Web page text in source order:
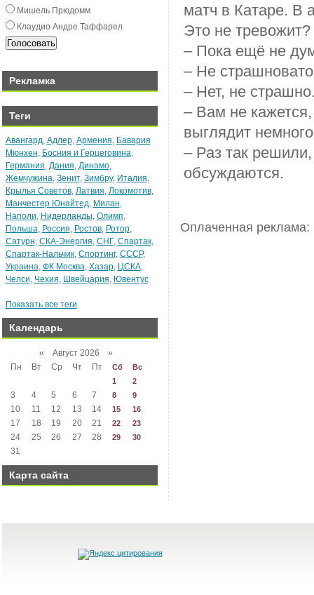
Мишeль Прюдомм
Клаудио Андрe Таффарeл
Рекламка
Теги
Авангард, Адлер, Армения, Бавария
Мюнхен, Босния и Герцеговина,
Германия, Дания, Динамо,
Жемчужина, Зенит, Зимбру, Италия,
Крылья Советов, Латвия, Локомотив,
Манчестер Юнайтед, Милан,
Наполи, Нидерланды, Олимп,
Польша, Россия, Ростов, Ротор,
Сатурн, СКА-Энергия, СНГ, Спартак,
Спартак-Нальчик, Спортинг, СССР,
Украина, ФК Москва, Хазар, ЦСКА,
Челси, Чехия, Швейцария, Ювентус
Показать все теги
Календарь
« Август 2026 »
Пн
Вт Ср Чт Пт Сб
Вс
1
2
3 4 5 6 7 8 9
10 11 12 13 14 15 16
17 18 19 20 21 22 23
24 25 26 27 28 29 30
31
Карта сайта
матч в Катаре. В
Это не тревожит?
– Пока ещё не
– Не страшновато
– Нет, не
– Вам не
выглядит
– Раз так
обсуждаются.
Оплаченная реклама: